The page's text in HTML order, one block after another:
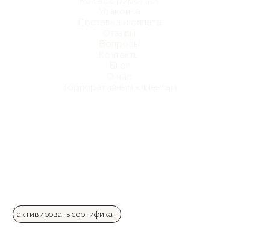
активировать сертификат